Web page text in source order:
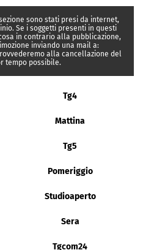
sono stati presi da internet,
Se i soggetti presenti in questi
in contrario alla pubblicazione,
inviando una mail a:
alla cancellazione del
tempo possibile.
Tg4
Mattina
Tg5
Pomeriggio
Studioaperto
Sera
Tgcom24